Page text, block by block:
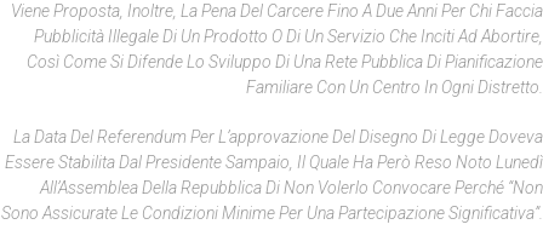
Viene Proposta, Inoltre, La Pena Del Carcere Fino A Due Anni Per Chi Faccia
Pubblicità Illegale Di Un Prodotto O Di Un Servizio Che Inciti Ad Abortire,
Così Come Si Difende Lo Sviluppo Di Una Rete Pubblica Di Pianificazione
Familiare Con Un Centro In Ogni Distretto.
La Data Del Referendum Per L’approvazione Del Disegno Di Legge Doveva
Essere Stabilita Dal Presidente Sampaio, Il Quale Ha Però Reso Noto Lunedì
All’Assemblea Della Repubblica Di Non Volerlo Convocare Perché “non
Sono Assicurate Le Condizioni Minime Per Una Partecipazione Significativa”.